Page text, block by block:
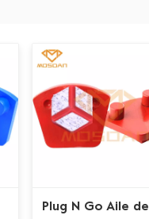
Plug N Go Aile de